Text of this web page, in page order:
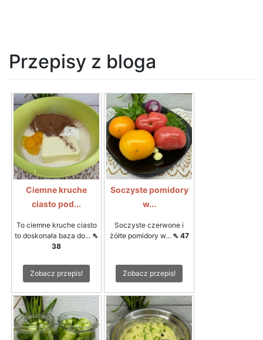
Przepisy z bloga
Ciemne kruche
ciasto pod...
To ciemne kruche ciasto
to doskonała baza do... ⇖
38
Zobacz przepis!
Soczyste pomidory
w...
Soczyste czerwone i
żółte pomidory w... ⇖ 47
Zobacz przepis!